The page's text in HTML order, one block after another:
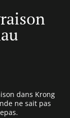
dans Krong
ne sait pas